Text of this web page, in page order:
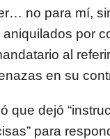
no para mí,
por
al
en su
que dejó
para